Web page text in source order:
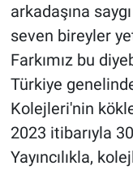
arkadaşına
seven bireyler
Farkımız bu
Türkiye
Kolejleri'nin
2023 itibarıyla
Yayıncılıkla,